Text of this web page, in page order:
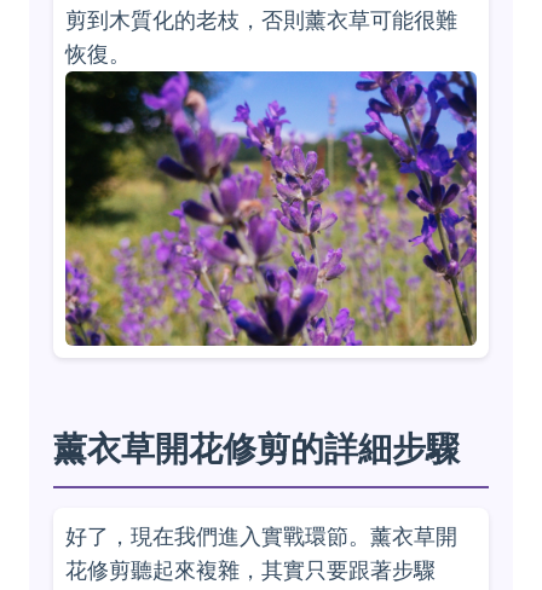
剪到木質化的老枝，否則薰衣草可能很難
恢復。
薰衣草開花修剪的詳細步驟
好了，現在我們進入實戰環節。薰衣草開
花修剪聽起來複雜，其實只要跟著步驟